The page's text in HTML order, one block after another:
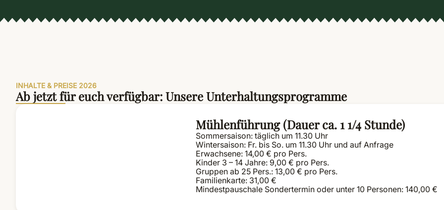
INHALTE & PREISE 2026
Ab jetzt für euch verfügbar: Unsere Unterhaltungsprogramme
Mühlenführung (Dauer ca. 1 1/4 Stunde)
Sommersaison: täglich um 11.30 Uhr
Wintersaison: Fr. bis So. um 11.30 Uhr und auf Anfrage
Erwachsene: 14,00 € pro Pers.
Kinder 3 – 14 Jahre: 9,00 € pro Pers.
Gruppen ab 25 Pers.: 13,00 € pro Pers.
Familienkarte: 31,00 €
Mindestpauschale Sondertermin oder unter 10 Personen: 140,00 €